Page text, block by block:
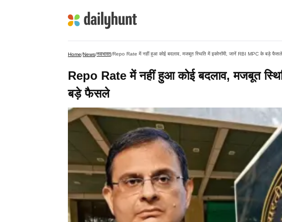
Home/News/नवभारत/Repo Rate में नहीं हुआ कोई बदलाव, मजबूत स्थिति में इकोनॉमी, जानें RBI MPC के बड़े फैसले
Repo Rate में नहीं हुआ कोई बदलाव, मजबूत
बड़े फैसले